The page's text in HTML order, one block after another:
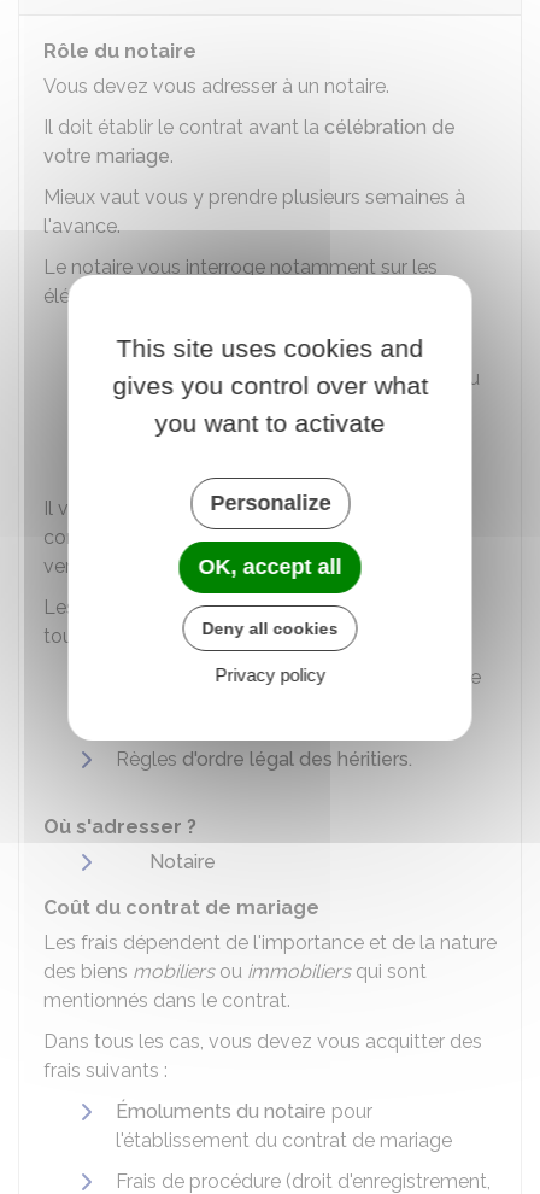
Rôle du notaire
Vous devez vous adresser à un notaire.
Il doit établir le contrat avant la célébration de
votre mariage.
Mieux vaut vous y prendre plusieurs semaines à
l'avance.
Le notaire vous interroge notamment sur les
éléments suivants :
Vos patrimoines respectifs
Présence ou non d'enfants (communs ou
non)
Il vous conseille, vous propose une rédaction de
contrat, puis procède à l'enregistrement de la
version finalement adoptée.
Les règles suivantes, fixées par la loi, doivent
toujours être respectées :
Droits et devoirs qui résultent du mariage
Règles d'ordre légal des héritiers.
Où s'adresser ?
Notaire
Coût du contrat de mariage
Les frais dépendent de l'importance et de la nature
des biens mobiliersou immobiliersqui sont
mentionnés dans le contrat.
Dans tous les cas, vous devez vous acquitter des
frais suivants :
Émoluments du notaire pour
l'établissement du contrat de mariage
Frais de procédure (droit d'enregistrement,
This site uses cookies and
gives you control over what
you want to activate
Personalize
OK, accept all
Deny all cookies
Privacy policy